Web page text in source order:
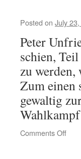
Posted on July
Peter
schien,
zu werden,
Zum einen
gewaltig
Comments Offon